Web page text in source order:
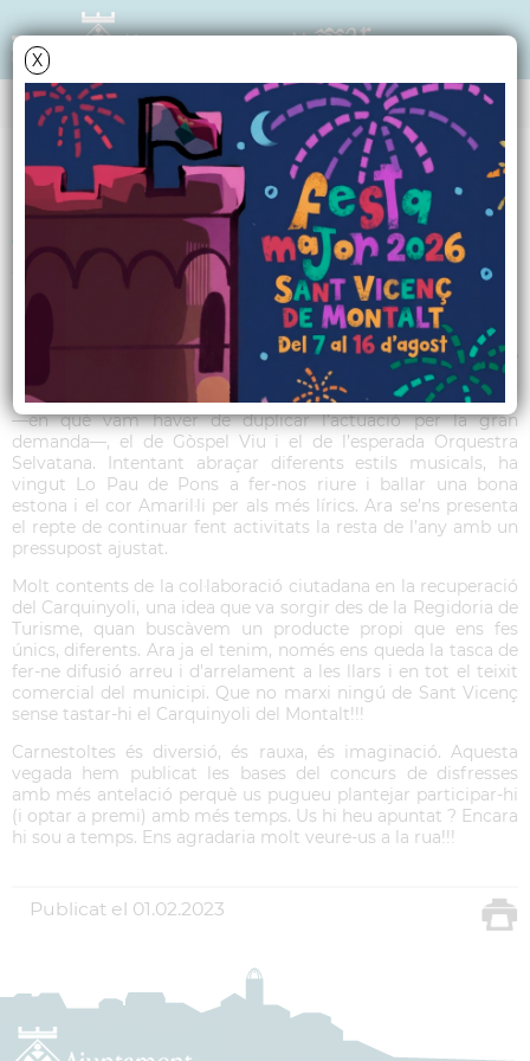
X
TRIBUNA POLÍTICA
Article ERC - Febrer
2023
Per fi, hem pogut celebrar, després de dos anys de
pandèmia, una festa major com les que ens agraden. Hi hem
prioritzat espectacles de qualitat com el de tribut a El rei lleó
—en què vam haver de duplicar l’actuació per la gran
demanda—, el de Gòspel Viu i el de l’esperada Orquestra
Selvatana. Intentant abraçar diferents estils musicals, ha
vingut Lo Pau de Pons a fer-nos riure i ballar una bona
estona i el cor Amaril·li per als més lírics. Ara se’ns presenta
el repte de continuar fent activitats la resta de l’any amb un
pressupost ajustat.
Molt contents de la col·laboració ciutadana en la recuperació
del Carquinyoli, una idea que va sorgir des de la Regidoria de
Turisme, quan buscàvem un producte propi que ens fes
únics, diferents. Ara ja el tenim, només ens queda la tasca de
fer-ne difusió arreu i d’arrelament a les llars i en tot el teixit
comercial del municipi. Que no marxi ningú de Sant Vicenç
sense tastar-hi el Carquinyoli del Montalt!!!
Carnestoltes és diversió, és rauxa, és imaginació. Aquesta
vegada hem publicat les bases del concurs de disfresses
amb més antelació perquè us pugueu plantejar participar-hi
(i optar a premi) amb més temps. Us hi heu apuntat ? Encara
hi sou a temps. Ens agradaria molt veure-us a la rua!!!
Publicat el 01.02.2023